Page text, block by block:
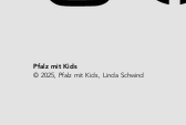
Pfalz mit Kids​
© 2025, Pfalz mit Kids, Linda Schwind